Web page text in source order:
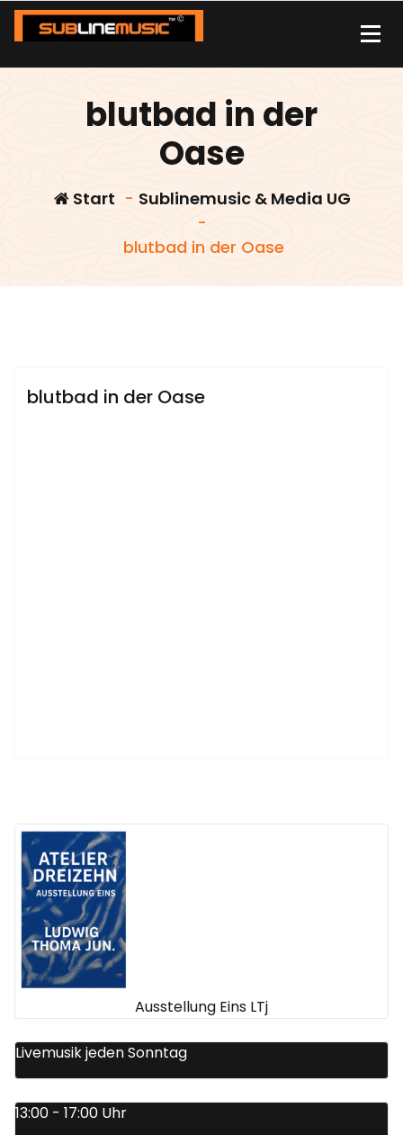
Zum
Inhalt
blutbad in der
Oase
Start - Sublinemusic & Media UG
-
blutbad in der Oase
Sublinemusic & Media UG
blutbad in der Oase
Ausstellung Eins LTj
Livemusik jeden Sonntag
13:00 - 17:00 Uhr